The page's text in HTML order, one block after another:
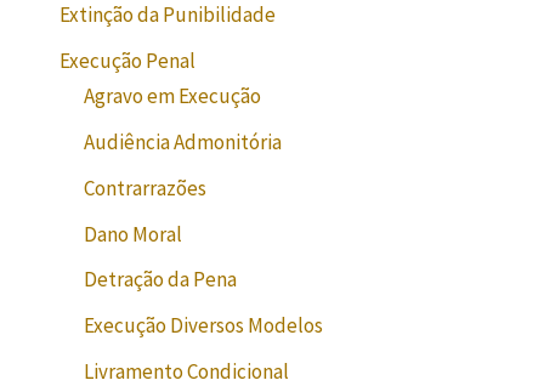
Extinção da Punibilidade
Execução Penal
Agravo em Execução
Audiência Admonitória
Contrarrazões
Dano Moral
Detração da Pena
Execução Diversos Modelos
Livramento Condicional